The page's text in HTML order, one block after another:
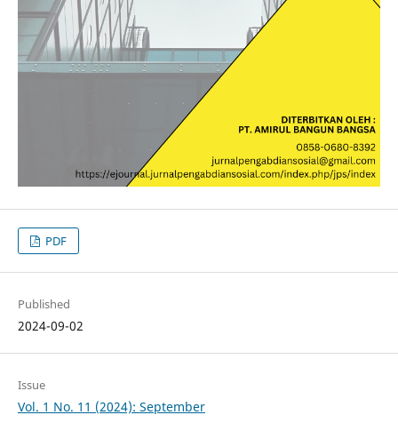
PDF
Published
2024-09-02
Issue
Vol. 1 No. 11 (2024): September